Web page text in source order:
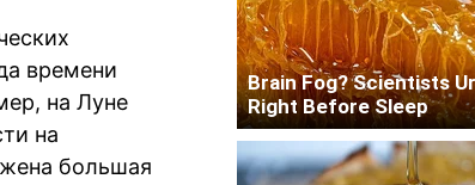
времени
на Луне
на
большая